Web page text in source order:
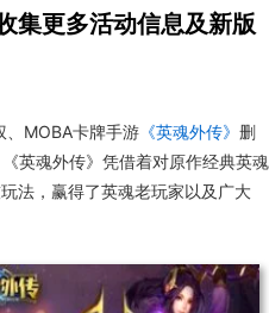
集更多活动信息及新版
MOBA卡牌手游 《英魂外传》 删
英魂外传》凭借着对原作经典英魂
法，赢得了英魂老玩家以及广大